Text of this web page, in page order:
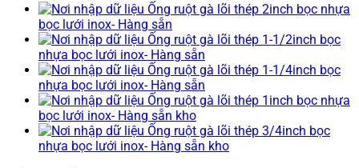
Ống ruột gà lõi thép 2inch bọc nhựa
bọc lưới inox- Hàng sẵn
Ống ruột gà lõi thép 1-1/2inch bọc
nhựa bọc lưới inox- Hàng sẵn
Ống ruột gà lõi thép 1-1/4inch bọc
nhựa bọc lưới inox- Hàng sẵn
Ống ruột gà lõi thép 1inch bọc nhựa
bọc lưới inox- Hàng sẵn kho
Ống ruột gà lõi thép 3/4inch bọc
nhựa bọc lưới inox- Hàng sẵn kho